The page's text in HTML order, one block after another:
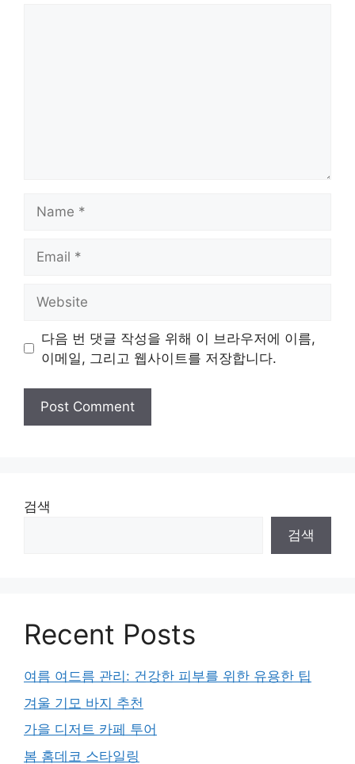
다음 번 댓글 작성을 위해 이 브라우저에 이름,
이메일, 그리고 웹사이트를 저장합니다.
검색
검색
Recent Posts
여름 여드름 관리: 건강한 피부를 위한 유용한 팁
겨울 기모 바지 추천
가을 디저트 카페 투어
봄 홈데코 스타일링